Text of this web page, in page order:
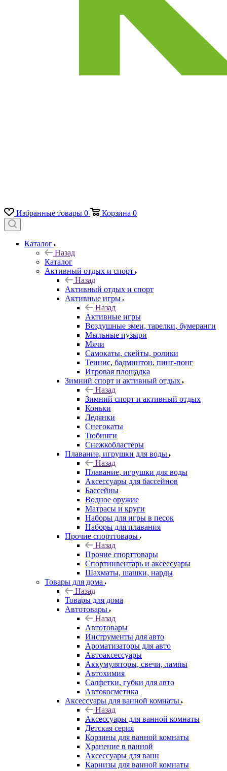
Избранные товары 0 Корзина 0
Каталог
Назад
Каталог
Активный отдых и спорт
Назад
Активный отдых и спорт
Активные игры
Назад
Активные игры
Воздушные змеи, тарелки, бумеранги
Мыльные пузыри
Мячи
Самокаты, скейты, ролики
Теннис, бадминтон, пинг-понг
Игровая площадка
Зимний спорт и активный отдых
Назад
Зимний спорт и активный отдых
Коньки
Ледянки
Снегокаты
Тюбинги
Снежкобластеры
Плавание, игрушки для воды
Назад
Плавание, игрушки для воды
Аксессуары для бассейнов
Бассейны
Водное оружие
Матрасы и круги
Наборы для игры в песок
Наборы для плавания
Прочие спорттовары
Назад
Прочие спорттовары
Спортинвентарь и аксессуары
Шахматы, шашки, нарды
Товары для дома
Назад
Товары для дома
Автотовары
Назад
Автотовары
Инструменты для авто
Ароматизаторы для авто
Автоаксессуары
Аккумуляторы, свечи, лампы
Автохимия
Салфетки, губки для авто
Автокосметика
Аксессуары для ванной комнаты
Назад
Аксессуары для ванной комнаты
Детская серия
Корзины для ванной комнаты
Хранение в ванной
Аксессуары для ванн
Карнизы для ванной комнаты